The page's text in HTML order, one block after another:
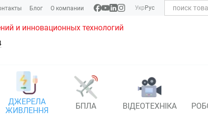
Блог О компании Укр Рус
и инновационных технологий
ДЖЕРЕЛА
ЖИВЛЕННЯ
БПЛА ВІДЕОТЕХНІКА